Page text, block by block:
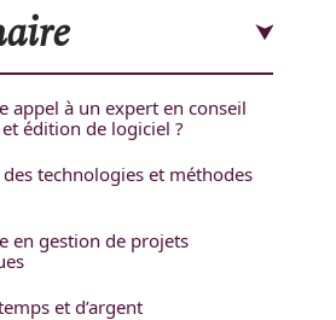
appel à un expert en conseil
édition de logiciel ?
technologies et méthodes
en gestion de projets
et d’argent